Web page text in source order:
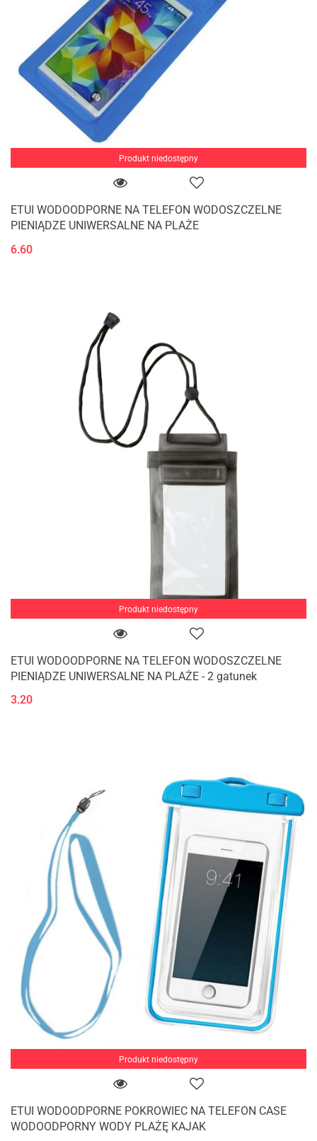
Produkt niedostępny
ETUI WODOODPORNE NA TELEFON WODOSZCZELNE
PIENIĄDZE UNIWERSALNE NA PLAŻE
6.60
Produkt niedostępny
ETUI WODOODPORNE NA TELEFON WODOSZCZELNE
PIENIĄDZE UNIWERSALNE NA PLAŻE - 2 gatunek
3.20
Produkt niedostępny
ETUI WODOODPORNE POKROWIEC NA TELEFON CASE
WODOODPORNY WODY PLAŻĘ KAJAK